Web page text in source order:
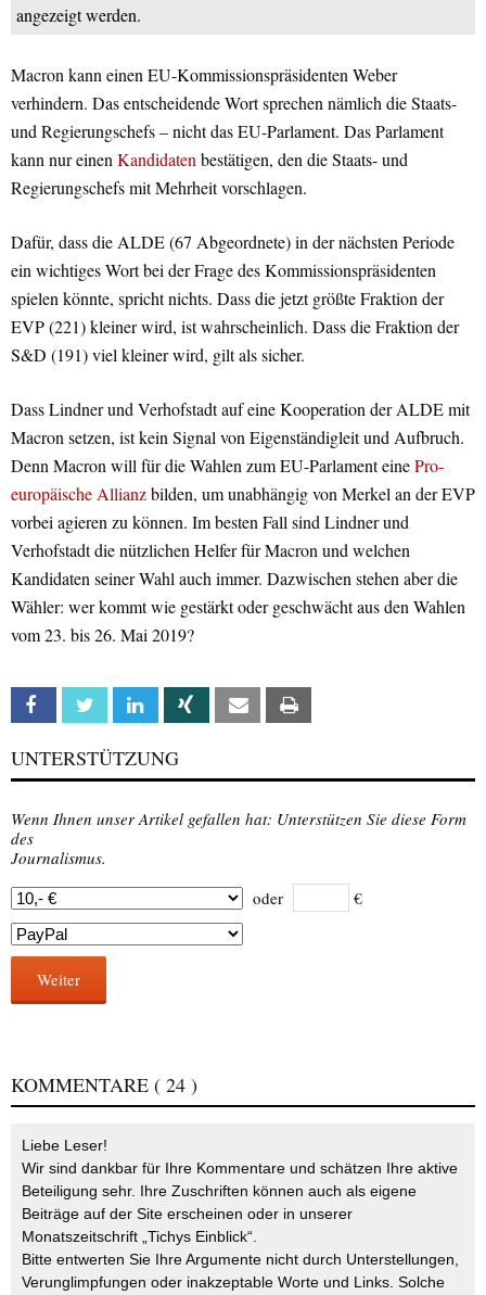
angezeigt werden.
Macron kann einen EU-Kommissionspräsidenten Weber
verhindern. Das entscheidende Wort sprechen nämlich die Staats-
und Regierungschefs – nicht das EU-Parlament. Das Parlament
kann nur einen Kandidaten bestätigen, den die Staats- und
Regierungschefs mit Mehrheit vorschlagen.
Dafür, dass die ALDE (67 Abgeordnete) in der nächsten Periode
ein wichtiges Wort bei der Frage des Kommissionspräsidenten
spielen könnte, spricht nichts. Dass die jetzt größte Fraktion der
EVP (221) kleiner wird, ist wahrscheinlich. Dass die Fraktion der
S&D (191) viel kleiner wird, gilt als sicher.
Dass Lindner und Verhofstadt auf eine Kooperation der ALDE mit
Macron setzen, ist kein Signal von Eigenständigleit und Aufbruch.
Denn Macron will für die Wahlen zum EU-Parlament einePro-
europäische Allianzbilden, um unabhängig von Merkel an der EVP
vorbei agieren zu können. Im besten Fall sind Lindner und
Verhofstadt die nützlichen Helfer für Macron und welchen
Kandidaten seiner Wahl auch immer. Dazwischen stehen aber die
Wähler: wer kommt wie gestärkt oder geschwächt aus den Wahlen
vom 23. bis 26. Mai 2019?
Facebook Twitter Linkedin Xing Email
UNTERSTÜTZUNG
Wenn Ihnen unser Artikel gefallen hat: Unterstützen Sie diese Form
des
Journalismus.
oder
€
Weiter
KOMMENTARE ( 24 )
Liebe Leser!
Wir sind dankbar für Ihre Kommentare und schätzen Ihre aktive
Beteiligung sehr. Ihre Zuschriften können auch als eigene
Beiträge auf der Site erscheinen oder in unserer
Monatszeitschrift „Tichys Einblick“.
Bitte entwerten Sie Ihre Argumente nicht durch Unterstellungen,
Verunglimpfungen oder inakzeptable Worte und Links. Solche